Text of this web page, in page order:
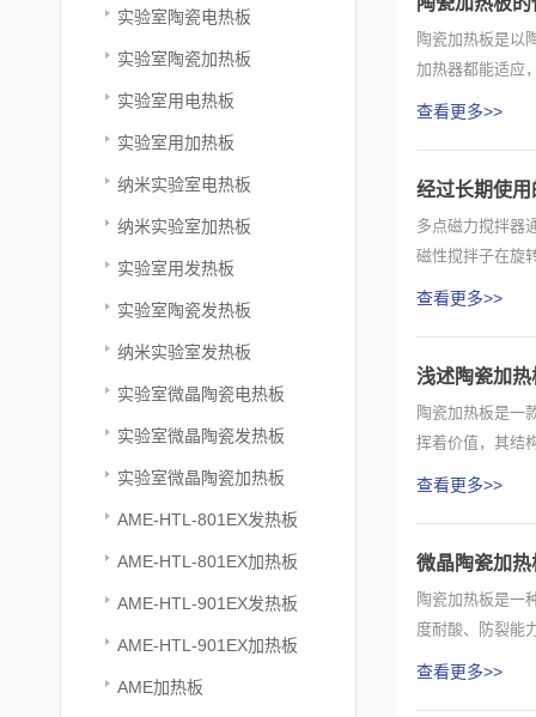
实验室陶瓷电热板
实验室陶瓷加热板
实验室用电热板
实验室用加热板
纳米实验室电热板
纳米实验室加热板
实验室用发热板
实验室陶瓷发热板
纳米实验室发热板
实验室微晶陶瓷电热板
实验室微晶陶瓷发热板
实验室微晶陶瓷加热板
AME-HTL-801EX发热板
AME-HTL-801EX加热板
AME-HTL-901EX发热板
AME-HTL-901EX加热板
AME加热板
陶瓷加热板是以
加热器都能适应
查看更多>>
经过长期使
多点磁力搅拌器
磁性搅拌子在旋
查看更多>>
浅述陶瓷加
陶瓷加热板是一
挥着价值，其结
查看更多>>
微晶陶瓷加
陶瓷加热板是一
度耐酸、防裂能
查看更多>>